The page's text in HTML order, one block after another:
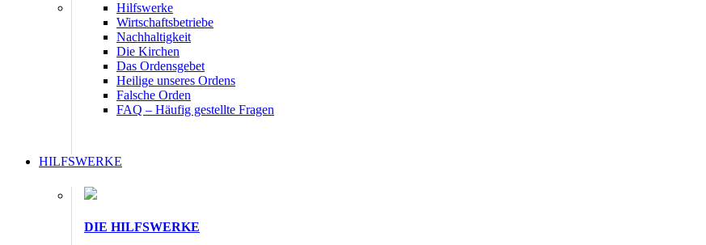
Hilfswerke
Wirtschaftsbetriebe
Nachhaltigkeit
Die Kirchen
Das Ordensgebet
Heilige unseres Ordens
Falsche Orden
FAQ – Häufig gestellte Fragen
HILFSWERKE
DIE HILFSWERKE